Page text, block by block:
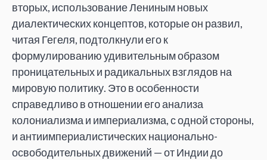
вторых, использование Лениным новых
диалектических концептов, которые он развил,
читая Гегеля, подтолкнули его к
формулированию удивительным образом
проницательных и радикальных взглядов на
мировую политику. Это в особенности
справедливо в отношении его анализа
колониализма и империализма, с одной стороны,
и антиимпериалистических национально-
освободительных движений — от Индии до